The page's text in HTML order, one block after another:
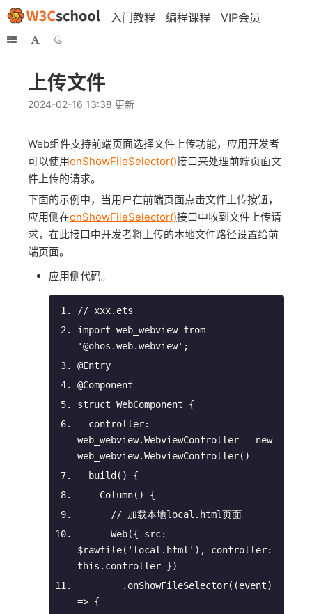
入门教程 编程课程 VIP会员
上传文件
2024-02-16 13:38 更新
Web组件支持前端页面选择文件上传功能，应用开发者
可以使用onShowFileSelector()接口来处理前端页面文
件上传的请求。
下面的示例中，当用户在前端页面点击文件上传按钮，
应用侧在onShowFileSelector()接口中收到文件上传请
求，在此接口中开发者将上传的本地文件路径设置给前
端页面。
应用侧代码。
// xxx.ets
import web_webview from
'@ohos.web.webview' ;
@Entry
@Component
struct WebComponent {
controller:
web_webview.WebviewController = new
web_webview.WebviewController()
build ( )
{
Column( )
{
// 加载本地local.html页面
      Web({
src:
$rawfile( 'local.html' ), controller
this .controller })
        .onShowFileSelector(
(event)
=> {